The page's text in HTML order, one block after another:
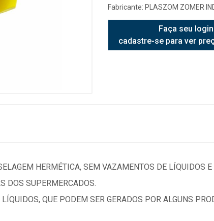
Fabricante: PLASZOM ZOMER
Faça seu
cadastre-se para ver
HERMÉTICA, SEM VAZAMENTOS DE LÍQUIDOS E
DOS SUPERMERCADOS.
QUE PODEM SER GERADOS POR ALGUNS